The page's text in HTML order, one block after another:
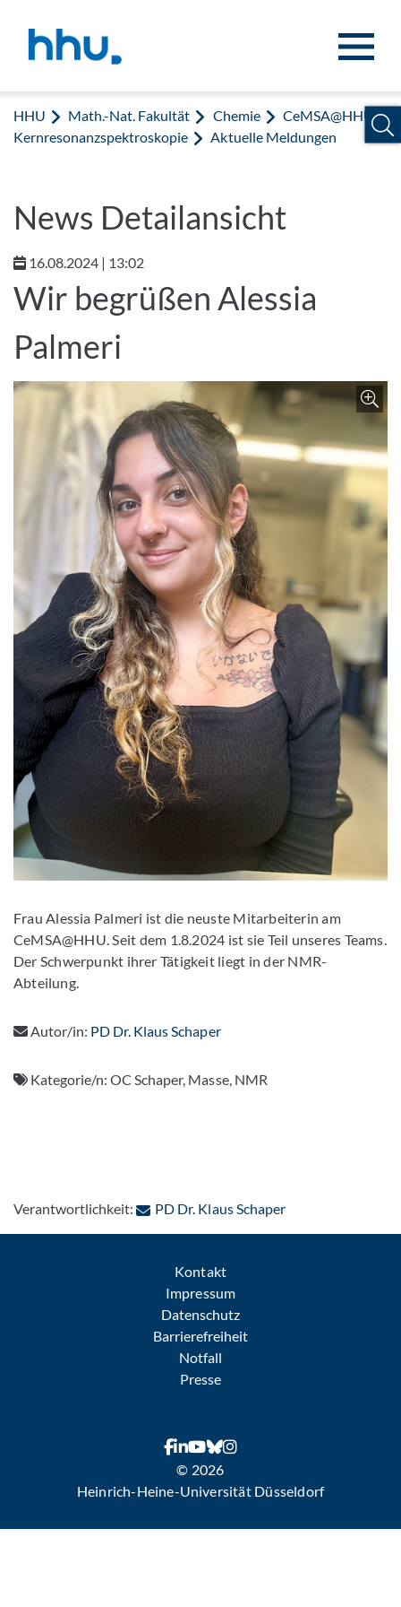
HHU Math.-Nat. Fakultät Chemie
CeMSA@HHU:
Kernresonanzspektroskopie
Aktuelle Meldungen
News Detailansicht
16.08.2024 | 13:02
Wir begrüßen Alessia
Palmeri
Frau Alessia Palmeri ist die neuste Mitarbeiterin am
CeMSA@HHU. Seit dem 1.8.2024 ist sie Teil unseres Teams.
Der Schwerpunkt ihrer Tätigkeit liegt in der NMR-
Abteilung.
Autor/in: PD Dr. Klaus Schaper
Kategorie/n:OC Schaper, Masse, NMR
Verantwortlichkeit: PD Dr. Klaus Schaper: Per E-Mail
Kontakt
Impressum
Datenschutz
Barrierefreiheit
Notfall
Presse
© 2026
Heinrich-Heine-Universität Düsseldorf